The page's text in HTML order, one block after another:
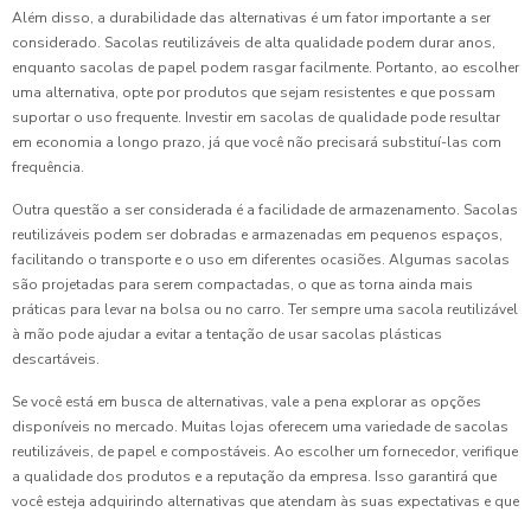
Além disso, a durabilidade das alternativas é um fator importante a ser
considerado. Sacolas reutilizáveis de alta qualidade podem durar anos,
enquanto sacolas de papel podem rasgar facilmente. Portanto, ao escolher
uma alternativa, opte por produtos que sejam resistentes e que possam
suportar o uso frequente. Investir em sacolas de qualidade pode resultar
em economia a longo prazo, já que você não precisará substituí-las com
frequência.
Outra questão a ser considerada é a facilidade de armazenamento. Sacolas
reutilizáveis podem ser dobradas e armazenadas em pequenos espaços,
facilitando o transporte e o uso em diferentes ocasiões. Algumas sacolas
são projetadas para serem compactadas, o que as torna ainda mais
práticas para levar na bolsa ou no carro. Ter sempre uma sacola reutilizável
à mão pode ajudar a evitar a tentação de usar sacolas plásticas
descartáveis.
Se você está em busca de alternativas, vale a pena explorar as opções
disponíveis no mercado. Muitas lojas oferecem uma variedade de sacolas
reutilizáveis, de papel e compostáveis. Ao escolher um fornecedor, verifique
a qualidade dos produtos e a reputação da empresa. Isso garantirá que
você esteja adquirindo alternativas que atendam às suas expectativas e que